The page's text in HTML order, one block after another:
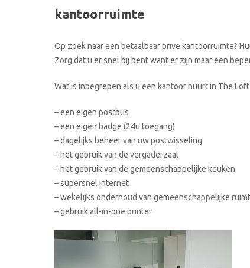
kantoorruimte
Op zoek naar een betaalbaar prive kantoorruimte?
Zorg dat u er snel bij bent want er zijn maar een
Wat is inbegrepen als u een kantoor huurt in The
– een eigen postbus
– een eigen badge (24u toegang)
– dagelijks beheer van uw postwisseling
– het gebruik van de vergaderzaal
– het gebruik van de gemeenschappelijke keuken
– supersnel internet
– wekelijks onderhoud van gemeenschappelijke
– gebruik all-in-one printer